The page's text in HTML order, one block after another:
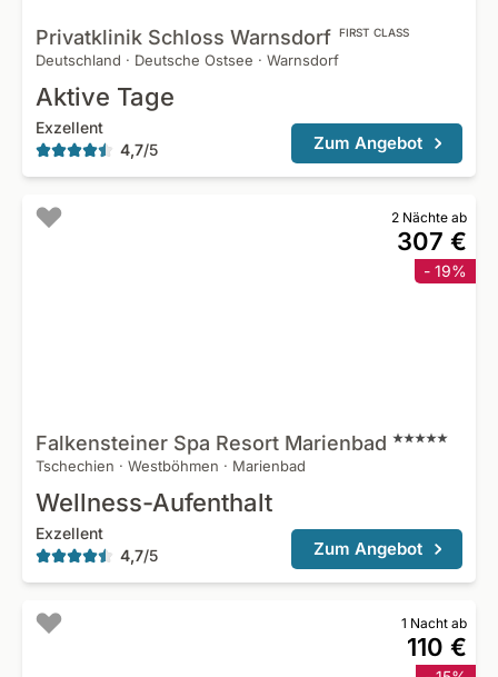
Privatklinik Schloss Warnsdorf FIRST CLASS
Deutschland · Deutsche Ostsee · Warnsdorf
Aktive Tage
Exzellent
4,7/5 Zum Angebot
2 Nächte ab
307 €
- 19%
Falkensteiner Spa Resort Marienbad
Tschechien · Westböhmen · Marienbad
Wellness-Aufenthalt
Exzellent
4,7/5 Zum Angebot
1 Nacht ab
110 €